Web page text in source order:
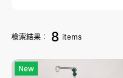
検索結果： 8 items
New